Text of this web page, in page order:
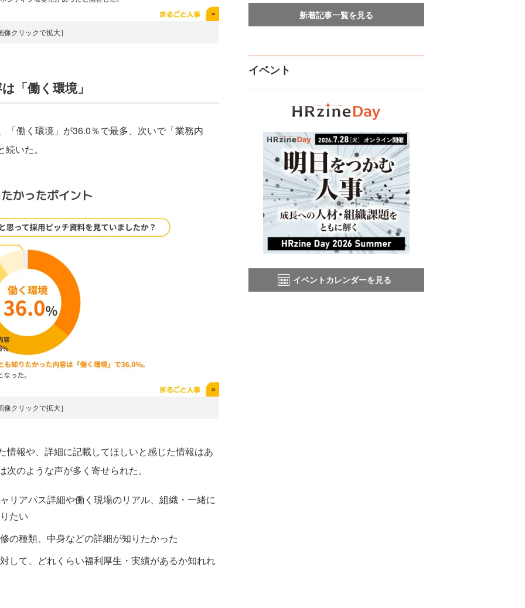
像クリックで拡大］
「働く環境」
働く環境」が36.0％で最多、次いで「業務内
いた。
像クリックで拡大］
報や、詳細に記載してほしいと感じた情報はあ
のような声が多く寄せられた。
リアパス詳細や働く現場のリアル、組織・一緒に
たい
の種類、中身などの詳細が知りたかった
して、どれくらい福利厚生・実績があるか知れれ
新着記事一覧を見る
イベント
イベントカレンダーを見る